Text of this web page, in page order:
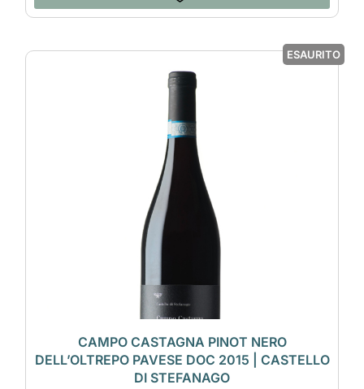
ESAURITO
CAMPO CASTAGNA PINOT NERO
DELL’OLTREPO PAVESE DOC 2015 | CASTELLO
DI STEFANAGO